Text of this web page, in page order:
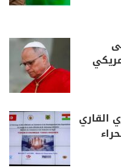
القاري